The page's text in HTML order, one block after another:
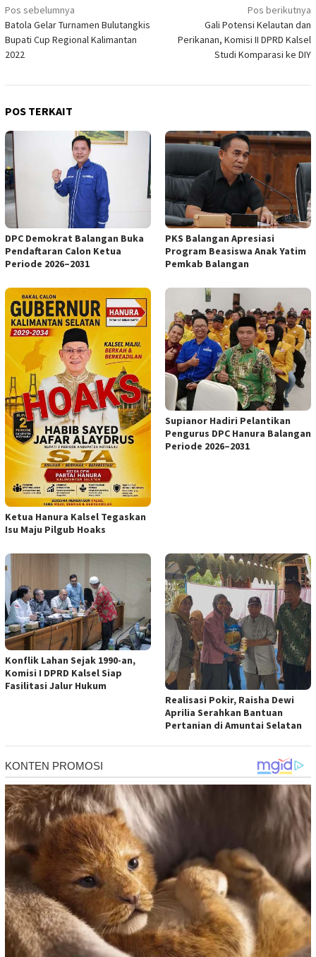
Navigasi
pos
Pos sebelumnya
Batola Gelar Turnamen Bulutangkis
Bupati Cup Regional Kalimantan
2022
Pos berikutnya
Gali Potensi Kelautan dan
Perikanan, Komisi II DPRD Kalsel
Studi Komparasi ke DIY
POS TERKAIT
DPC Demokrat Balangan Buka
Pendaftaran Calon Ketua
Periode 2026–2031
PKS Balangan Apresiasi
Program Beasiswa Anak Yatim
Pemkab Balangan
Ketua Hanura Kalsel Tegaskan
Isu Maju Pilgub Hoaks
Supianor Hadiri Pelantikan
Pengurus DPC Hanura Balangan
Periode 2026–2031
Konflik Lahan Sejak 1990-an,
Komisi I DPRD Kalsel Siap
Fasilitasi Jalur Hukum
Realisasi Pokir, Raisha Dewi
Aprilia Serahkan Bantuan
Pertanian di Amuntai Selatan